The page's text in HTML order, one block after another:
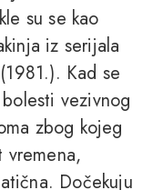
su se kao
iz serijala
Kad se
vezivnog
zbog kojeg
Dočekuju